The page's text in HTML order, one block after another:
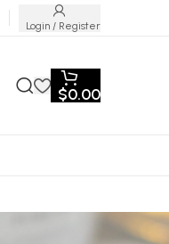
Login / Register
$0.00